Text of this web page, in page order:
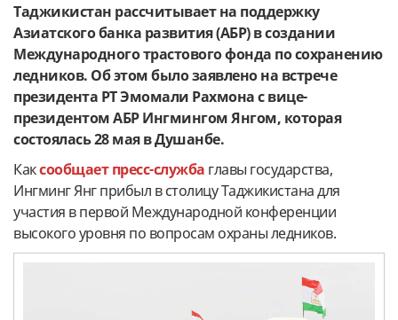
Таджикистан рассчитывает на поддержку
Азиатского банка развития (АБР) в создании
Международного трастового фонда по сохранению
ледников. Об этом было заявлено на встрече
президента РТ Эмомали Рахмона с вице-
президентом АБР Ингмингом Янгом, которая
состоялась 28 мая в Душанбе.
Каксообщает пресс-служба главы государства,
Ингминг Янг прибыл в столицу Таджикистана для
участия в первой Международной конференции
высокого уровня по вопросам охраны ледников.